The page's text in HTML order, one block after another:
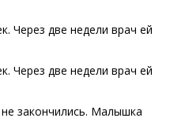
закончились. Малышка